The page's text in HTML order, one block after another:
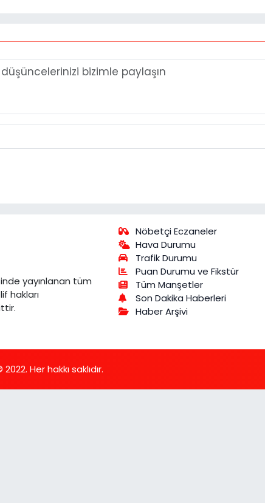
yayınlanan tüm
hakları
Nöbetçi Eczaneler
Hava Durumu
Trafik Durumu
Puan Durumu ve Fikstür
Tüm Manşetler
Son Dakika Haberleri
Haber Arşivi
Her hakkı saklıdır.